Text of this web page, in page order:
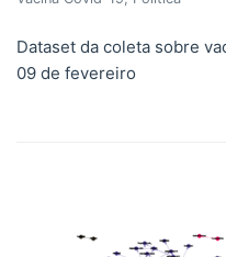
Dataset da coleta sobre
09 de fevereiro